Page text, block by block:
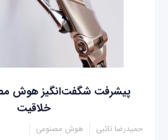
پیشرفت شگفت‌انگیز هوش
خلاقیت
حمیدرضا تائبی هوش مصنوعی